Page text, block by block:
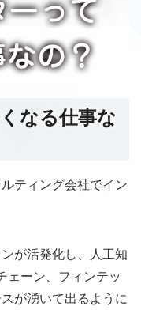
なる仕事な
ティング会社でイン
が活発化し、人工知
ェーン、フィンテッ
が湧いて出るように